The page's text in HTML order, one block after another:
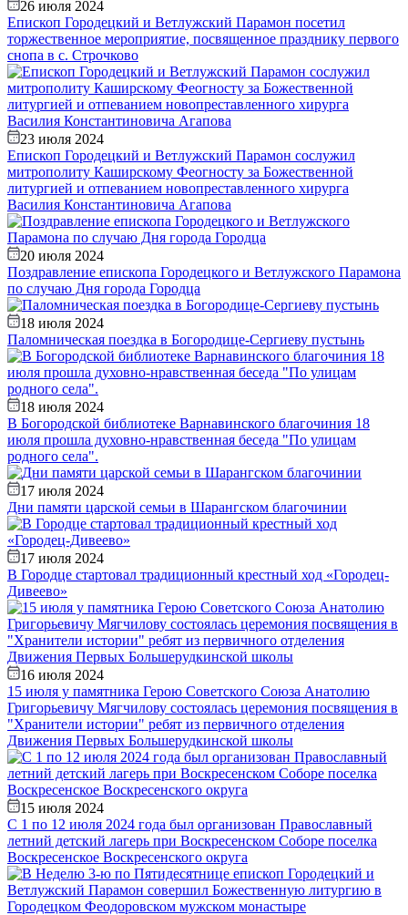
26 июля 2024
Епископ Городецкий и Ветлужский Парамон посетил
торжественное мероприятие, посвященное празднику первого
снопа в с. Строчково
23 июля 2024
Епископ Городецкий и Ветлужский Парамон сослужил
митрополиту Каширскому Феогносту за Божественной
литургией и отпеванием новопреставленного хирурга
Василия Константиновича Агапова
20 июля 2024
Поздравление епископа Городецкого и Ветлужского Парамона
по случаю Дня города Городца
18 июля 2024
Паломническая поездка в Богородице-Сергиеву пустынь
18 июля 2024
В Богородской библиотеке Варнавинского благочиния 18
июля прошла духовно-нравственная беседа "По улицам
родного села".
17 июля 2024
Дни памяти царской семьи в Шарангском благочинии
17 июля 2024
В Городце стартовал традиционный крестный ход «Городец-
Дивеево»
16 июля 2024
15 июля у памятника Герою Советского Союза Анатолию
Григорьевичу Мягчилову состоялась церемония посвящения в
"Хранители истории" ребят из первичного отделения
Движения Первых Большерудкинской школы
15 июля 2024
С 1 по 12 июля 2024 года был организован Православный
летний детский лагерь при Воскресенском Соборе поселка
Воскресенское Воскресенского округа